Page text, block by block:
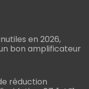
en 2026,
bon amplificateur
réduction